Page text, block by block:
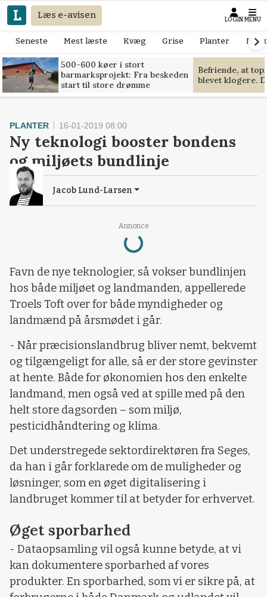
Læs e-avisen LOGIN MENU
Seneste Mest læste Kvæg Grise Planter
500-600 køer i stort
barmarksprojekt: Fra beskeden
start til store drømme
Befriende, at
blevet klogere.
Annonce
Loading...
PLANTER 16-01-2019 08:00
Ny teknologi booster bondens
og miljøets bundlinje
Jacob Lund-Larsen
Favn de nye teknologier, så vokser bundlinjen
hos både miljøet og landmanden, appellerede
Troels Toft over for både myndigheder og
landmænd på årsmødet i går.
- Når præcisionslandbrug bliver nemt, bekvemt
og tilgængeligt for alle, så er der store gevinster
at hente. Både for økonomien hos den enkelte
landmand, men også ved at spille med på den
helt store dagsorden – som miljø,
pesticidhåndtering og klima.
Det understregede sektordirektøren fra Seges,
da han i går forklarede om de muligheder og
løsninger, som en øget digitalisering i
landbruget kommer til at betyder for erhvervet.
Øget sporbarhed
- Dataopsamling vil også kunne betyde, at vi
kan dokumentere sporbarhed af vores
produkter. En sporbarhed, som vi er sikre på, at